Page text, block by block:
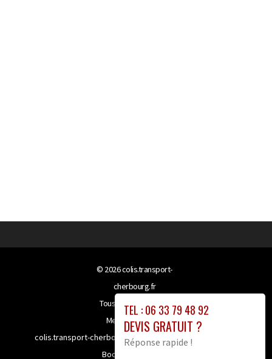
TEL : 06 33 79 48 92
DEVIS GRATUIT ?
Réponse rapide !
© 2026colis.transport-
cherbourg.fr
Tous droits réservés
Mentions légales
colis.transport-cherbourg.fr bénéficie de la technologie
Booster-site proxy